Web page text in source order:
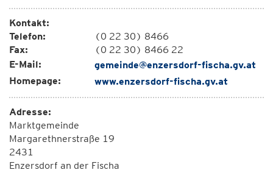
Kontakt:
Telefon:
(0 22 30) 8466
Fax:
(0 22 30) 8466 22
E-Mail:
gemeinde@enzersdorf-fischa.gv.at
Homepage:
www.enzersdorf-fischa.gv.at
Adresse:
Marktgemeinde
Margarethnerstraße 19
2431
Enzersdorf an der Fischa